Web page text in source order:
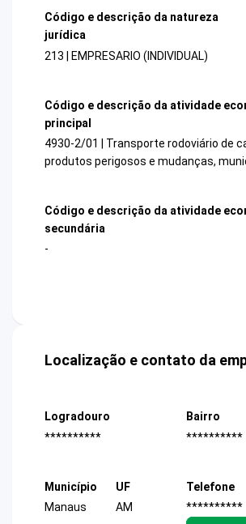
Código e descrição da natureza
jurídica
213 | EMPRESARIO (INDIVIDUAL)
Código e descrição da atividade
principal
4930-2/01 | Transporte rodoviário de
produtos perigosos e mudanças,
Código e descrição da atividade
secundária
-
Localização e contato da
Logradouro
**********
Bairro
**********
Município
Manaus
UF
AM
Telefone
**********